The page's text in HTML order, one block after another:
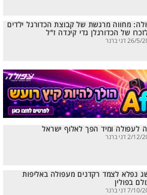
מחווה מרגשת של קבוצת הכדורגל ילדים
של הכדורגלן גדי קינדה ז"ל
דני ברנר
לעפולה ומיד הפך לאלוף ישראל
דני ברנר
נפלא לצמד רקדנים מעפולה באליפות
בפולין
דני ברנר